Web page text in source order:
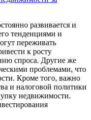
развивается и
тенденциями и
переживать
к росту
спроса. Другие же
проблемами, что
Кроме того, важно
и налоговой политики
недвижимости.